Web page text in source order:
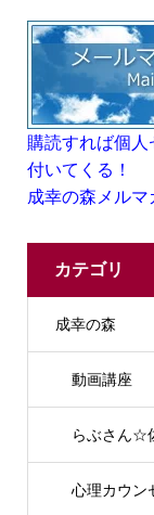
購読すれば個
付いてくる！
成幸の森メル
カテゴリ
成幸の森
動画講座
らぶさん☆
心理カウン